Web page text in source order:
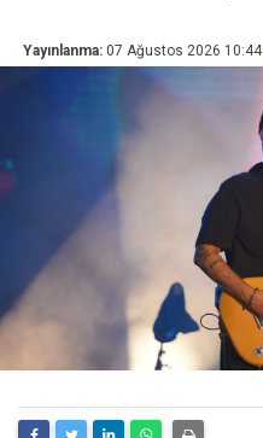
Yayınlanma: 07 Ağustos 2026 10:44